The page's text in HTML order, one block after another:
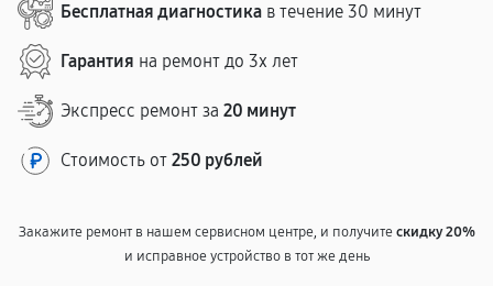
Бесплатная диагностика в течение 30 минут
Гарантия на ремонт до 3х лет
Экспресс ремонт за 20 минут
Стоимость от 250 рублей
Закажите ремонт в нашем сервисном центре, и получитескидку 20%
и исправное устройство в тот же день